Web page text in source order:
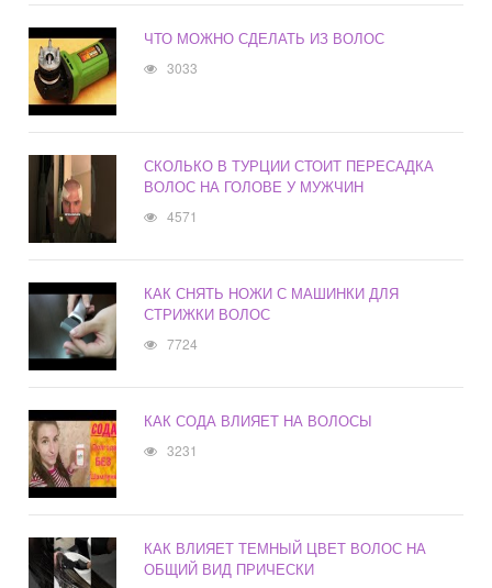
ЧТО МОЖНО СДЕЛАТЬ ИЗ ВОЛОС
3033
СКОЛЬКО В ТУРЦИИ СТОИТ ПЕРЕСАДКА
ВОЛОС НА ГОЛОВЕ У МУЖЧИН
4571
КАК СНЯТЬ НОЖИ С МАШИНКИ ДЛЯ
СТРИЖКИ ВОЛОС
7724
КАК СОДА ВЛИЯЕТ НА ВОЛОСЫ
3231
КАК ВЛИЯЕТ ТЕМНЫЙ ЦВЕТ ВОЛОС НА
ОБЩИЙ ВИД ПРИЧЕСКИ